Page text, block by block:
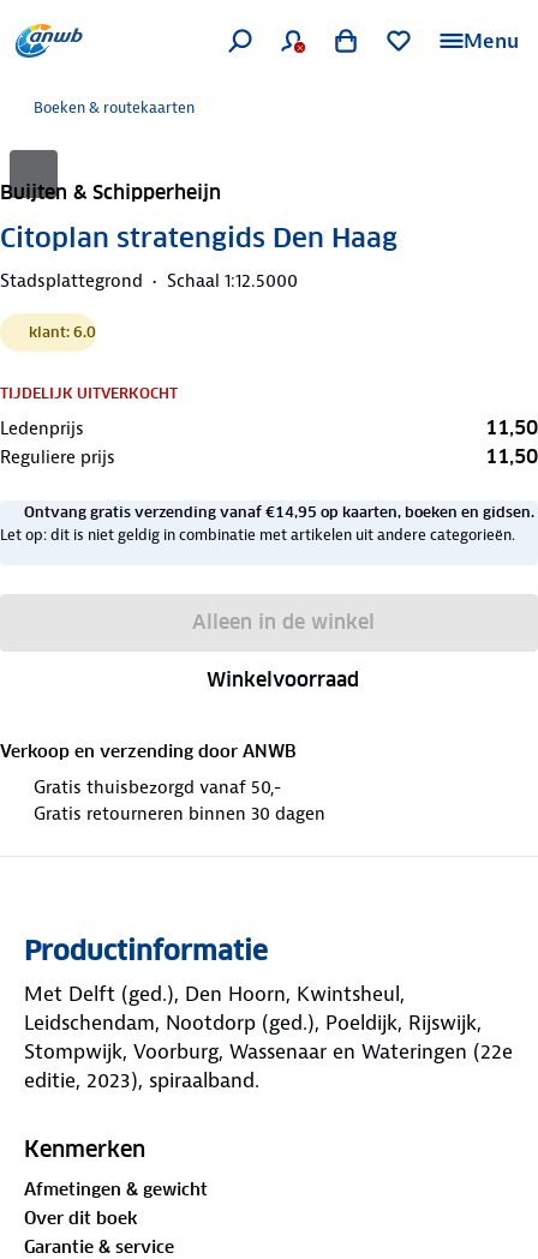
Menu
Boeken & routekaarten
Buijten & Schipperheijn
Citoplan stratengids Den Haag
Stadsplattegrond Schaal 1:12.5000
klant: 6.0
TIJDELIJK UITVERKOCHT
Ledenprijs 11,50
Reguliere prijs 11,50
Ontvang gratis verzending vanaf €14,95 op kaarten, boeken en gidsen.
Let op: dit is niet geldig in combinatie met artikelen uit andere categorieën.
Alleen in de winkel
Winkelvoorraad
Verkoop en verzending door ANWB
Gratis thuisbezorgd vanaf 50,-
Gratis retourneren binnen 30 dagen
Productinformatie
Met Delft (ged.), Den Hoorn, Kwintsheul,
Leidschendam, Nootdorp (ged.), Poeldijk, Rijswijk,
Stompwijk, Voorburg, Wassenaar en Wateringen (22e
editie, 2023), spiraalband.
Kenmerken
Afmetingen & gewicht
Over dit boek
Garantie & service